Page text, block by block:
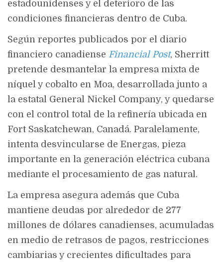
estadounidenses y el deterioro de las
condiciones financieras dentro de Cuba.
Según reportes publicados por el diario
financiero canadiense Financial Post, Sherritt
pretende desmantelar la empresa mixta de
níquel y cobalto en Moa, desarrollada junto a
la estatal General Nickel Company, y quedarse
con el control total de la refinería ubicada en
Fort Saskatchewan, Canadá. Paralelamente,
intenta desvincularse de Energas, pieza
importante en la generación eléctrica cubana
mediante el procesamiento de gas natural.
La empresa asegura además que Cuba
mantiene deudas por alrededor de 277
millones de dólares canadienses, acumuladas
en medio de retrasos de pagos, restricciones
cambiarias y crecientes dificultades para